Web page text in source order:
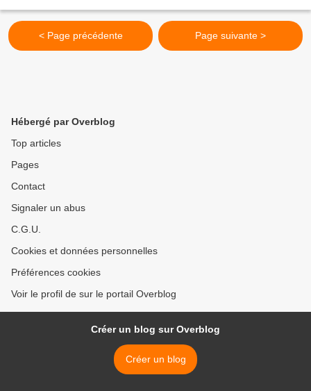
< Page précédente Page suivante >
Hébergé par Overblog
Top articles
Pages
Contact
Signaler un abus
C.G.U.
Cookies et données personnelles
Préférences cookies
Voir le profil de sur le portail Overblog
Créer un blog sur Overblog
Créer un blog